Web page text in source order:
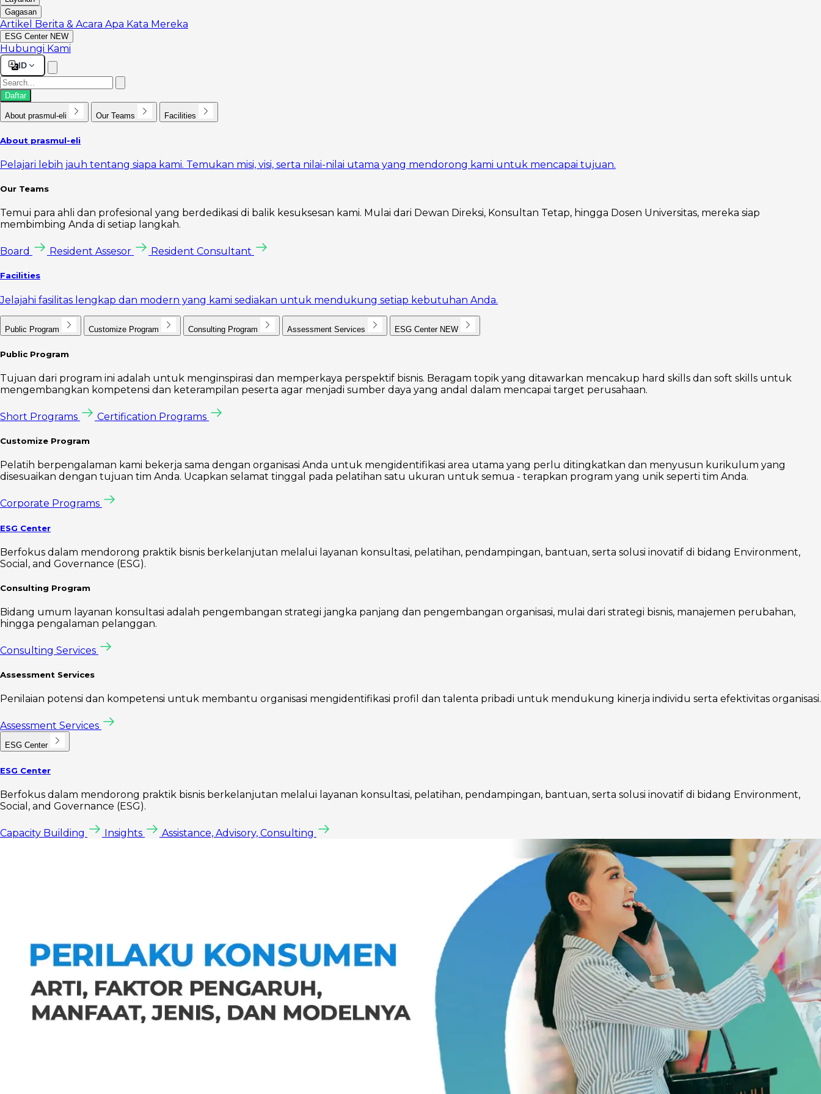
Gagasan
Artikel Berita & Acara Apa Kata Mereka
ESG Center NEW
Hubungi Kami
ID
Daftar
About prasmul-eli Our Teams Facilities
About prasmul-eli
Pelajari lebih jauh tentang siapa kami. Temukan misi, visi, serta nilai-nilai utama yang mendorong kami untuk mencapai tujuan.
Our Teams
Temui para ahli dan profesional yang berdedikasi di balik kesuksesan kami. Mulai dari Dewan Direksi, Konsultan Tetap, hingga Dosen Universitas, mereka siap
membimbing Anda di setiap langkah.
Board Resident Assesor Resident Consultant
Facilities
Jelajahi fasilitas lengkap dan modern yang kami sediakan untuk mendukung setiap kebutuhan Anda.
Public Program Customize Program Consulting Program Assessment Services ESG Center NEW
Public Program
Tujuan dari program ini adalah untuk menginspirasi dan memperkaya perspektif bisnis. Beragam topik yang ditawarkan mencakup hard skills dan soft skills untuk
mengembangkan kompetensi dan keterampilan peserta agar menjadi sumber daya yang andal dalam mencapai target perusahaan.
Short Programs Certification Programs
Customize Program
Pelatih berpengalaman kami bekerja sama dengan organisasi Anda untuk mengidentifikasi area utama yang perlu ditingkatkan dan menyusun kurikulum yang
disesuaikan dengan tujuan tim Anda. Ucapkan selamat tinggal pada pelatihan satu ukuran untuk semua - terapkan program yang unik seperti tim Anda.
Corporate Programs
ESG Center
Berfokus dalam mendorong praktik bisnis berkelanjutan melalui layanan konsultasi, pelatihan, pendampingan, bantuan, serta solusi inovatif di bidang Environment,
Social, and Governance (ESG).
Consulting Program
Bidang umum layanan konsultasi adalah pengembangan strategi jangka panjang dan pengembangan organisasi, mulai dari strategi bisnis, manajemen perubahan,
hingga pengalaman pelanggan.
Consulting Services
Assessment Services
Penilaian potensi dan kompetensi untuk membantu organisasi mengidentifikasi profil dan talenta pribadi untuk mendukung kinerja individu serta efektivitas organisasi.
Assessment Services
ESG Center
ESG Center
Berfokus dalam mendorong praktik bisnis berkelanjutan melalui layanan konsultasi, pelatihan, pendampingan, bantuan, serta solusi inovatif di bidang Environment,
Social, and Governance (ESG).
Capacity Building Insights Assistance, Advisory, Consulting